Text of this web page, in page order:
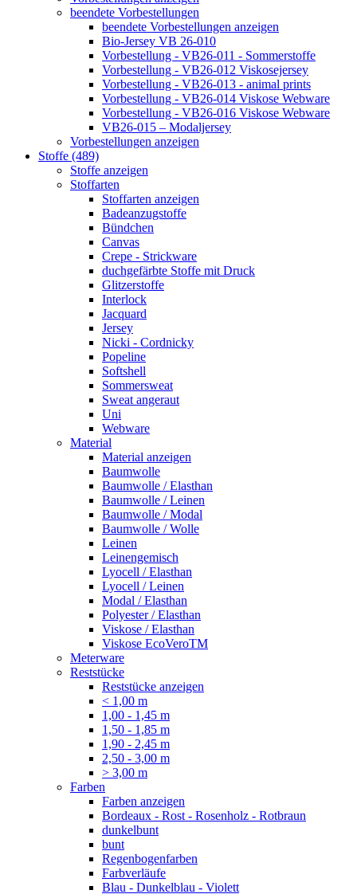
beendete Vorbestellungen
beendete Vorbestellungen anzeigen
Bio-Jersey VB 26-010
Vorbestellung - VB26-011 - Sommerstoffe
Vorbestellung - VB26-012 Viskosejersey
Vorbestellung - VB26-013 - animal prints
Vorbestellung - VB26-014 Viskose Webware
Vorbestellung - VB26-016 Viskose Webware
VB26-015 – Modaljersey
Vorbestellungen anzeigen
Stoffe (489)
Stoffe anzeigen
Stoffarten
Stoffarten anzeigen
Badeanzugstoffe
Bündchen
Canvas
Crepe - Strickware
duchgefärbte Stoffe mit Druck
Glitzerstoffe
Interlock
Jacquard
Jersey
Nicki - Cordnicky
Popeline
Softshell
Sommersweat
Sweat angeraut
Uni
Webware
Material
Material anzeigen
Baumwolle
Baumwolle / Elasthan
Baumwolle / Leinen
Baumwolle / Modal
Baumwolle / Wolle
Leinen
Leinengemisch
Lyocell / Elasthan
Lyocell / Leinen
Modal / Elasthan
Polyester / Elasthan
Viskose / Elasthan
Viskose EcoVeroTM
Meterware
Reststücke
Reststücke anzeigen
< 1,00 m
1,00 - 1,45 m
1,50 - 1,85 m
1,90 - 2,45 m
2,50 - 3,00 m
> 3,00 m
Farben
Farben anzeigen
Bordeaux - Rost - Rosenholz - Rotbraun
dunkelbunt
bunt
Regenbogenfarben
Farbverläufe
Blau - Dunkelblau - Violett